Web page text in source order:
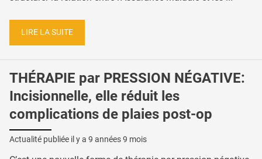
LIRE LA SUITE
THÉRAPIE par PRESSION NÉGATIVE:
Incisionnelle, elle réduit les
complications de plaies post-op
Actualité publiée il y a 9 années 9 mois